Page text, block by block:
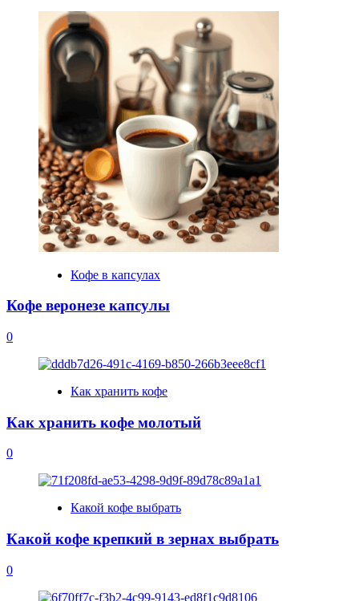
Кофе в капсулах
Кофе веронезе капсулы
0
Как хранить кофе
Как хранить кофе молотый
0
Какой кофе выбрать
Какой кофе крепкий в зернах выбрать
0